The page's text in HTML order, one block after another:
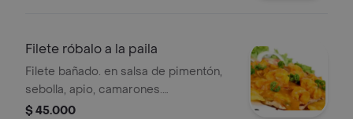
Filete róbalo a la paila
Filete bañado. en salsa de pimentón,
sebolla, apio, camarones.
acompañada de sancocho de
$ 45.000